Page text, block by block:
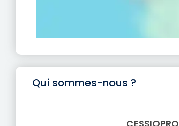
Qui sommes-nous ?